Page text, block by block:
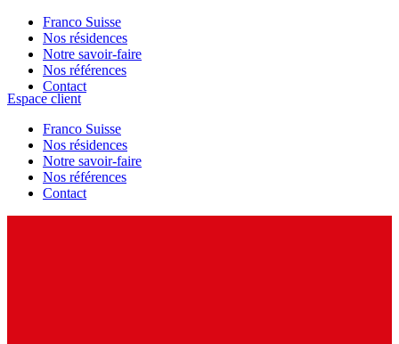
Franco Suisse
Nos résidences
Notre savoir-faire
Nos références
Contact
Espace client
Franco Suisse
Nos résidences
Notre savoir-faire
Nos références
Contact